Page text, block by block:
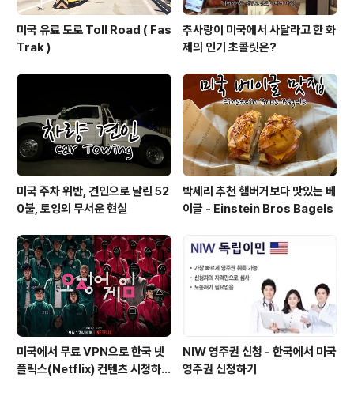
미국 유료 도로 Toll Road ( Fas
Trak )
추사랑이 미국에서 사달라고 한 화
제의 인기 초콜릿은?
미국 주차 위반, 견인으로 날린 52
0불, 토잉의 무서운 현실
박세리 추천 햄버거보다 맛있는 베
이글 - Einstein Bros Bagels
미국에서 무료 VPN으로 한국 넷
플릭스(Netflix) 컨텐츠 시청하는
NIW 영주권 신청 - 한국에서 미국
영주권 신청하기